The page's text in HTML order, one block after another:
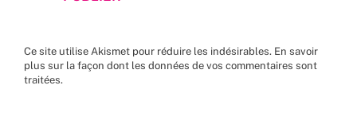
Ce site utilise Akismet pour réduire les indésirables. En savoir
plus sur la façon dont les données de vos commentaires sont
traitées.